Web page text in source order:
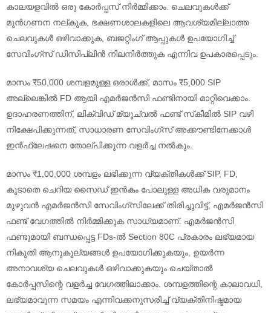
കാലയളവിൽ ഒരു കോർപ്പസ് നിർമ്മിക്കാം. ചെലവുകൾക്ക്
മുൻഗണന നല്കുക, ഭക്ഷണശാലകളിലെ ആവശ്യമില്ലാത്ത
ചെലവുകൾ ഒഴിവാക്കുക, ബജറ്റിംഗ് ആപ്പുകൾ ഉപയോഗിച്ച്
സേവിംഗ്സ് ഡിസിപ്ലിൻ നിലനിർത്തുക എന്നിവ ഉപകാരപ്പെടും.
മാസം ₹50,000 ശമ്പളമുള്ള ഒരാൾക്ക്, മാസം ₹5,000 SIP
അല്ലെങ്കിൽ FD ആയി എമർജൻസി ഫണ്ടിനായി മാറ്റിവെക്കാം.
ഉദാഹരണത്തിന്, ലിക്വിഡ് മ്യൂച്വൽ ഫണ്ട് സ്‌കീമിൽ SIP വഴി
നിക്ഷേപിക്കുന്നത്, സാധാരണ സേവിംഗ്സ് അക്കൗണ്ടിനേക്കാൾ
ഇൻഫ്ലേഷനെ തോല്പിക്കുന്ന വളർച്ച നൽകും.
മാസം ₹1,00,000 ശമ്പളം ലഭിക്കുന്ന വ്യക്തികൾക്ക് SIP, FD,
കൂടാതെ ചെറിയ സൈഡ് ഇൻകം പോലുള്ള അധിക വരുമാനം
മുഴുവൻ എമർജൻസി സേവിംഗ്സിലേക്ക് തിരിച്ചുവിട്ട്, എമർജൻസി
ഫണ്ട് വേഗത്തിൽ നിർമ്മിക്കുക സാധ്യമാണ്. എമർജൻസി
ഫണ്ടുമായി ബന്ധപ്പെട്ട FDs-ൽ Section 80C പ്രകാരം ലഭ്യമായ
നികുതി ആനുകൂല്യങ്ങൾ ഉപയോഗിക്കുകയും, ഉയർന്ന
അനാവശ്യ ചെലവുകൾ ഒഴിവാക്കുകയും ചെയ്താൽ
കോർപ്പസിന്റെ വളർച്ച വേഗത്തിലാക്കാം. ശമ്പളത്തിന്റെ കാലാവധി,
ലഭ്യമാവുന്ന സമയം എന്നിവക്കനുസരിച്ച് വ്യക്തിനിഷ്ടമായ